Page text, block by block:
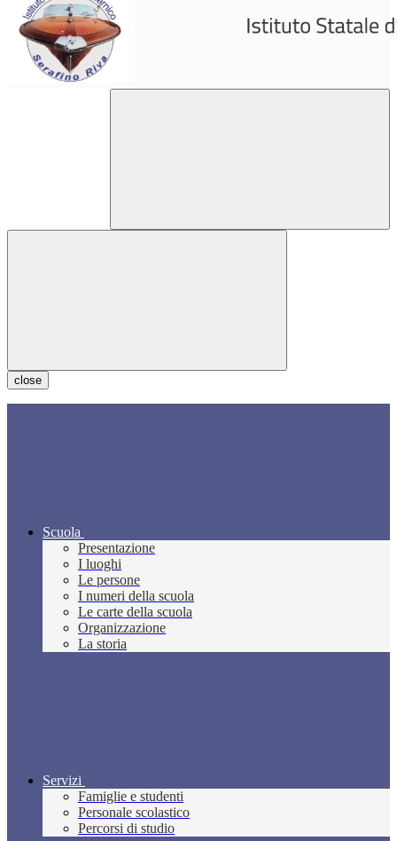
close
Scuola
Presentazione
I luoghi
Le persone
I numeri della scuola
Le carte della scuola
Organizzazione
La storia
Servizi
Famiglie e studenti
Personale scolastico
Percorsi di studio